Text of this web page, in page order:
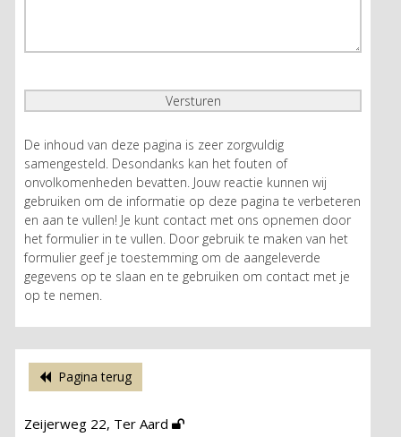
De inhoud van deze pagina is zeer zorgvuldig
samengesteld. Desondanks kan het fouten of
onvolkomenheden bevatten. Jouw reactie kunnen wij
gebruiken om de informatie op deze pagina te verbeteren
en aan te vullen! Je kunt contact met ons opnemen door
het formulier in te vullen. Door gebruik te maken van het
formulier geef je toestemming om de aangeleverde
gegevens op te slaan en te gebruiken om contact met je
op te nemen.
Pagina terug
Zeijerweg 22, Ter Aard